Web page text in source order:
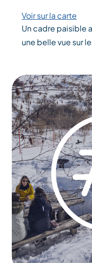
Voir sur la carte
Un cadre paisible
une belle vue sur